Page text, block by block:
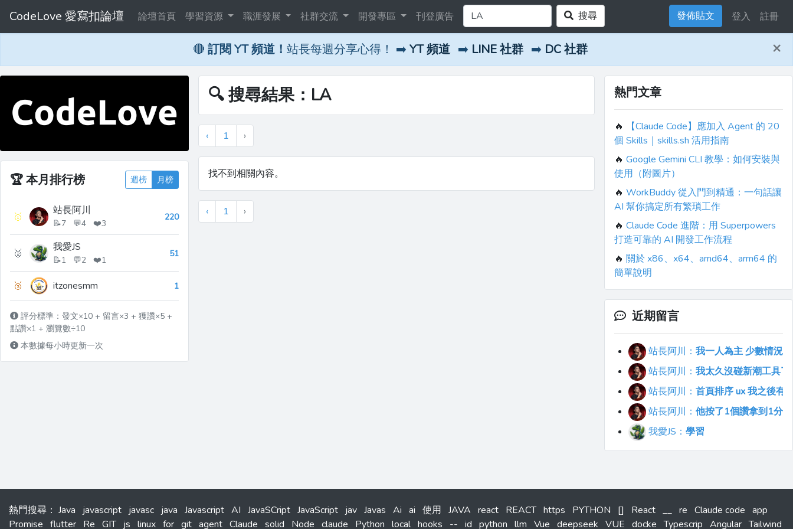
CodeLove 愛寫扣論壇 論壇首頁 學習資源 職涯發展 社群交流 開發專區 刊登廣告 搜尋 發佈貼文 登入 註冊
🔴 訂閱 YT 頻道！ 站長每週分享心得！ ➡️ YT 頻道 ➡️ LINE 社群 ➡️ DC 社群 ×
🏆本月排行榜 週榜 月榜
🥇 站長阿川
📝7 💬4 ❤️3
220
🥈 我愛JS
📝1 💬2 ❤️1
51
🥉 itzonesmm 1
評分標準：發文×10 + 留言×3 + 獲讚×5 +
點讚×1 + 瀏覽數÷10
本數據每小時更新一次
🔍 搜尋結果：LA
‹ 1 ›
找不到相關內容。
‹ 1 ›
熱門文章
🔥
【Claude Code】應加入 Agent 的 20
個 Skills｜skills.sh 活用指南
🔥 Google Gemini CLI 教學：如何安裝與
使用（附圖片）
🔥 WorkBuddy 從入門到精通：一句話讓
AI 幫你搞定所有繁瑣工作
🔥 Claude Code 進階：用 Superpowers
打造可靠的 AI 開發工作流程
🔥 關於 x86、x64、amd64、arm64 的
簡單說明
近期留言
站長阿川： 我一人為主 少數情況
站長阿川： 我太久沒碰新潮工具了
站長阿川： 首頁排序 ux 我之後有
站長阿川： 他按了1個讚拿到1分
我愛JS： 學習
熱門搜尋 ： Java javascript javasc java Javascript AI JavaSCript JavaScript jav Javas Ai ai 使用 JAVA react REACT https PYTHON [] React __ re Claude code app
Promise flutter Re GIT js linux for git agent Claude solid Node claude Python local hooks -- id python llm Vue deepseek VUE docke Typescrip Angular Tailwind